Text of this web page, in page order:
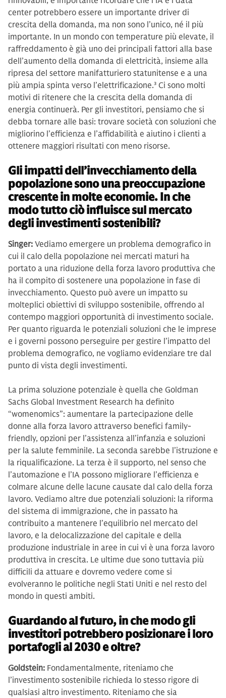
center potrebbero essere un importante driver di
crescita della domanda, ma non sono l’unico, né il più
importante. In un mondo con temperature più elevate, il
raffreddamento è già uno dei principali fattori alla base
dell’aumento della domanda di elettricità, insieme alla
ripresa del settore manifatturiero statunitense e a una
più ampia spinta verso l’elettrificazione.3 Ci sono molti
motivi di ritenere che la crescita della domanda di
energia continuerà. Per gli investitori, pensiamo che si
debba tornare alle basi: trovare società con soluzioni che
migliorino l’efficienza e l’affidabilità e aiutino i clienti a
ottenere maggiori risultati con meno risorse.
Gli impatti dell’invecchiamento della
popolazione sono una preoccupazione
crescente in molte economie. In che
modo tutto ciò influisce sul mercato
degli investimenti sostenibili?
Singer: Vediamo emergere un problema demografico in
cui il calo della popolazione nei mercati maturi ha
portato a una riduzione della forza lavoro produttiva che
ha il compito di sostenere una popolazione in fase di
invecchiamento. Questo può avere un impatto su
molteplici obiettivi di sviluppo sostenibile, offrendo al
contempo maggiori opportunità di investimento sociale.
Per quanto riguarda le potenziali soluzioni che le imprese
e i governi possono perseguire per gestire l’impatto del
problema demografico, ne vogliamo evidenziare tre dal
punto di vista degli investimenti.
La prima soluzione potenziale è quella che Goldman
Sachs Global Investment Research ha definito
“womenomics”: aumentare la partecipazione delle
donne alla forza lavoro attraverso benefici family-
friendly, opzioni per l’assistenza all’infanzia e soluzioni
per la salute femminile. La seconda sarebbe l’istruzione e
la riqualificazione. La terza è il supporto, nel senso che
l’automazione e l’IA possono migliorare l’efficienza e
colmare alcune delle lacune causate dal calo della forza
lavoro. Vediamo altre due potenziali soluzioni: la riforma
del sistema di immigrazione, che in passato ha
contribuito a mantenere l’equilibrio nel mercato del
lavoro, e la delocalizzazione del capitale e della
produzione industriale in aree in cui vi è una forza lavoro
produttiva in crescita. Le ultime due sono tuttavia più
difficili da attuare e dovremo vedere come si
evolveranno le politiche negli Stati Uniti e nel resto del
mondo in questi ambiti.
Guardando al futuro, in che modo gli
investitori potrebbero posizionare i loro
portafogli al 2030 e oltre?
Goldstein: Fondamentalmente, riteniamo che
l’investimento sostenibile richieda lo stesso rigore di
qualsiasi altro investimento. Riteniamo che sia